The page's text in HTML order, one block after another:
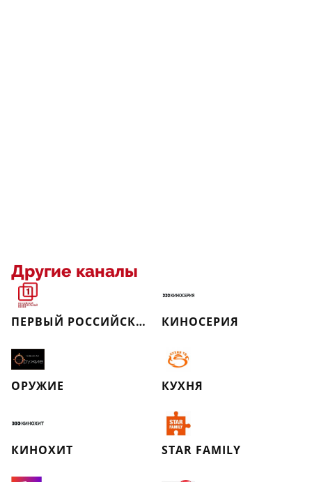
Другие каналы
ПЕРВЫЙ РОССИЙСКИЙ НАЦИОНАЛЬНЫЙ КАНАЛ КИНОСЕРИЯ
ОРУЖИЕ КУХНЯ
КИНОХИТ STAR FAMILY